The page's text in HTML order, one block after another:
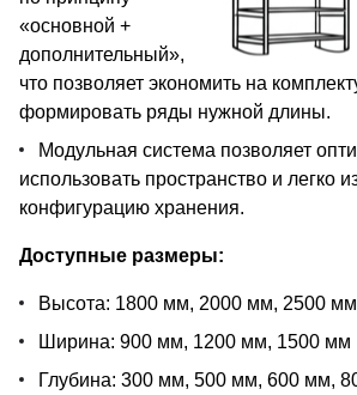
«основной +
дополнительный»,
что позволяет экономить на
формировать ряды нужной длины.
Модульная система позволяет
использовать пространство и легко
конфигурацию хранения.
Доступные размеры:
Высота: 1800 мм, 2000 мм, 2500 мм
Ширина: 900 мм, 1200 мм, 1500 мм
Глубина: 300 мм, 500 мм, 600 мм,